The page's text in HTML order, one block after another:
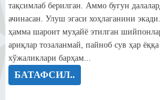
тақсимлаб берилган. Аммо бугун
ачинасан. Улуш эгаси хоҳлаганини
ҳамма шароит муҳайё этилган
ариқлар тозаланмай, пайноб сув ҳар
хўжаликлари барҳам...
БАТАФСИЛ..